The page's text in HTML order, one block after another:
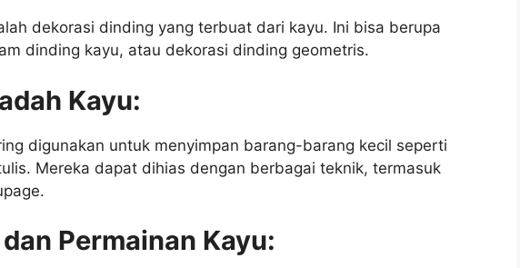
dekorasi dinding yang terbuat dari kayu. Ini bisa berupa
dinding kayu, atau dekorasi dinding geometris.
Kayu:
digunakan untuk menyimpan barang-barang kecil seperti
Mereka dapat dihias dengan berbagai teknik, termasuk
Permainan Kayu: